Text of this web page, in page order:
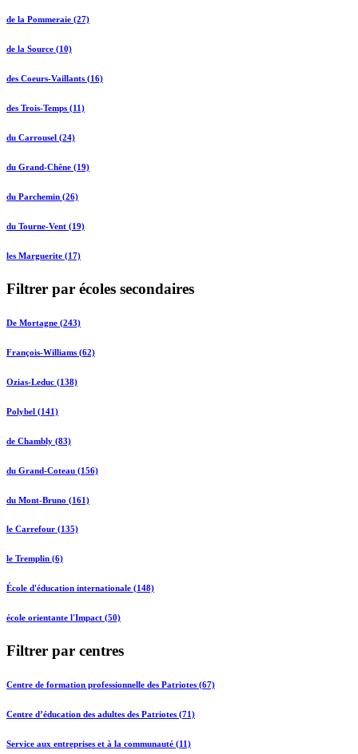
de la Pommeraie (27)
de la Source (10)
des Coeurs-Vaillants (16)
des Trois-Temps (11)
du Carrousel (24)
du Grand-Chêne (19)
du Parchemin (26)
du Tourne-Vent (19)
les Marguerite (17)
Filtrer par écoles secondaires
De Mortagne (243)
François-Williams (62)
Ozias-Leduc (138)
Polybel (141)
de Chambly (83)
du Grand-Coteau (156)
du Mont-Bruno (161)
le Carrefour (135)
le Tremplin (6)
École d'éducation internationale (148)
école orientante l'Impact (50)
Filtrer par centres
Centre de formation professionnelle des Patriotes (67)
Centre d’éducation des adultes des Patriotes (71)
Service aux entreprises et à la communauté (11)